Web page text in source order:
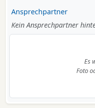
Ansprechpartner
Kein Ansprechpartner
Es
Foto